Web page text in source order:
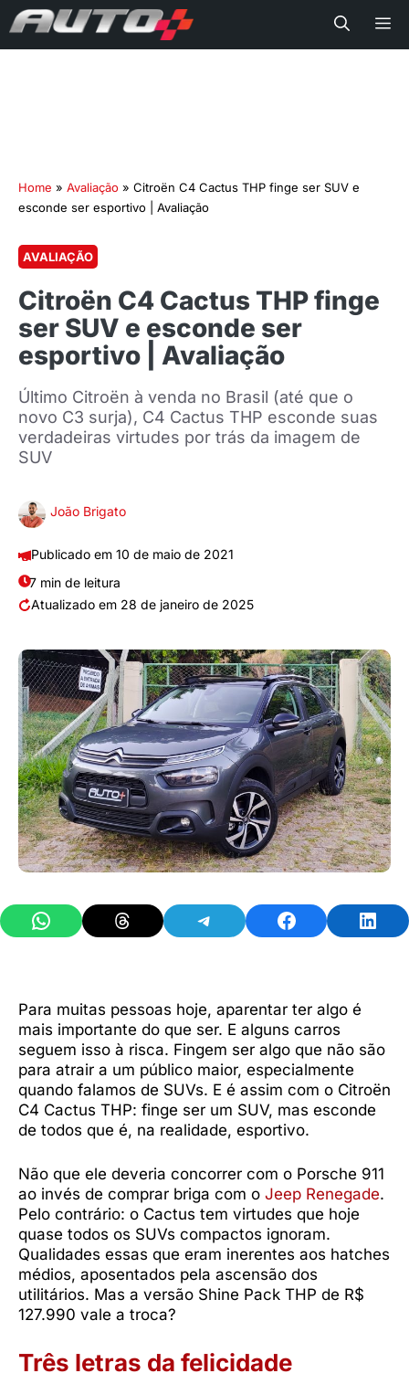
Home » Avaliação » Citroën C4 Cactus THP finge ser SUV e
esconde ser esportivo | Avaliação
AVALIAÇÃO
Citroën C4 Cactus THP finge
ser SUV e esconde ser
esportivo | Avaliação
Último Citroën à venda no Brasil (até que o
novo C3 surja), C4 Cactus THP esconde suas
verdadeiras virtudes por trás da imagem de
SUV
João Brigato
10 de maio de 2021
7 min de leitura
28 de janeiro de 2025
Share on WhatsAppShare on ThreadsShare on TelegramShare on Facebook
Para muitas pessoas hoje, aparentar ter algo é
mais importante do que ser. E alguns carros
seguem isso à risca. Fingem ser algo que não são
para atrair a um público maior, especialmente
quando falamos de SUVs. E é assim com o Citroën
C4 Cactus THP: finge ser um SUV, mas esconde
de todos que é, na realidade, esportivo.
Não que ele deveria concorrer com o Porsche 911
ao invés de comprar briga com o Jeep Renegade.
Pelo contrário: o Cactus tem virtudes que hoje
quase todos os SUVs compactos ignoram.
Qualidades essas que eram inerentes aos hatches
médios, aposentados pela ascensão dos
utilitários. Mas a versão Shine Pack THP de R$
127.990 vale a troca?
Três letras da felicidade